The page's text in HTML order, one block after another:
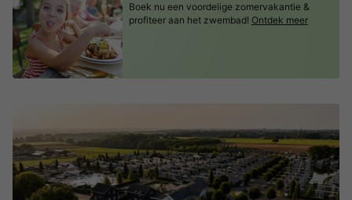
Boek nu een voordelige zomervakantie &
profiteer aan het zwembad! Ontdek meer